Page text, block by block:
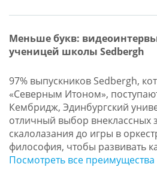
Меньше букв:
ученицей школы Sedbergh
97% выпускников Sedbergh,
«Северным Итоном»,
Кембридж, Эдинбургский
отличный выбор внеклассных
скалолазания до игры в
философия, чтобы развивать
Посмотреть все